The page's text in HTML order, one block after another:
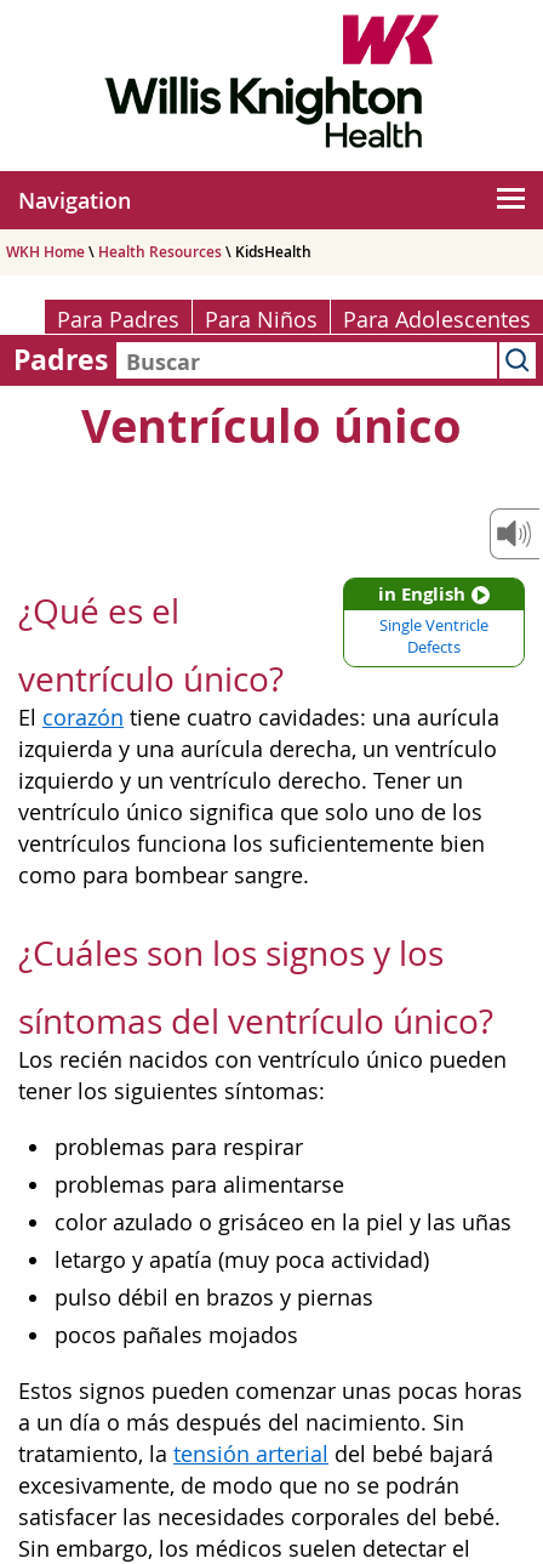
Navigation
WKH Home\ Health Resources\ KidsHealth
Para Padres Para Niños Para Adolescentes
Padres
Ventrículo único
in English
Single Ventricle
Defects
¿Qué es el
ventrículo único?
El corazón tiene cuatro cavidades: una aurícula
izquierda y una aurícula derecha, un ventrículo
izquierdo y un ventrículo derecho. Tener un
ventrículo único significa que solo uno de los
ventrículos funciona los suficientemente bien
como para bombear sangre.
¿Cuáles son los signos y los
síntomas del ventrículo único?
Los recién nacidos con ventrículo único pueden
tener los siguientes síntomas:
problemas para respirar
problemas para alimentarse
color azulado o grisáceo en la piel y las uñas
letargo y apatía (muy poca actividad)
pulso débil en brazos y piernas
pocos pañales mojados
Estos signos pueden comenzar unas pocas horas
a un día o más después del nacimiento. Sin
tratamiento, la tensión arterial del bebé bajará
excesivamente, de modo que no se podrán
satisfacer las necesidades corporales del bebé.
Sin embargo, los médicos suelen detectar el